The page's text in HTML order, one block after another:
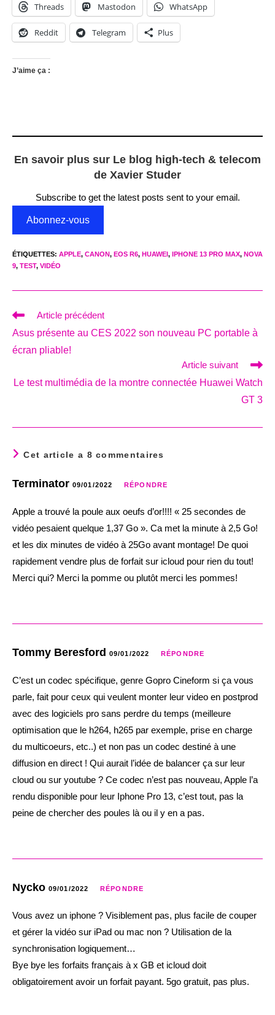
Threads Mastodon WhatsApp
Reddit Telegram Plus
J’aime ça :
En savoir plus sur Le blog high-tech & telecom
de Xavier Studer
Subscribe to get the latest posts sent to your email.
Abonnez-vous
ÉTIQUETTES: APPLE, CANON, EOS R6, HUAWEI, IPHONE 13 PRO MAX, NOVA
9, TEST, VIDÉO
Read
articles
Article précédent
Asus présente au CES 2022 son nouveau PC portable à
écran pliable!
Article suivant
Le test multimédia de la montre connectée Huawei Watch
GT 3
Cet article a 8 commentaires
Terminator 09/01/2022 RÉPONDRE
Apple a trouvé la poule aux oeufs d’or!!!! « 25 secondes de
vidéo pesaient quelque 1,37 Go ». Ca met la minute à 2,5 Go!
et les dix minutes de vidéo à 25Go avant montage! De quoi
rapidement vendre plus de forfait sur icloud pour rien du tout!
Merci qui? Merci la pomme ou plutôt merci les pommes!
Tommy Beresford 09/01/2022 RÉPONDRE
C’est un codec spécifique, genre Gopro Cineform si ça vous
parle, fait pour ceux qui veulent monter leur video en postprod
avec des logiciels pro sans perdre du temps (meilleure
optimisation que le h264, h265 par exemple, prise en charge
du multicoeurs, etc..) et non pas un codec destiné à une
diffusion en direct ! Qui aurait l’idée de balancer ça sur leur
cloud ou sur youtube ? Ce codec n’est pas nouveau, Apple l’a
rendu disponible pour leur Iphone Pro 13, c’est tout, pas la
peine de chercher des poules là ou il y en a pas.
Nycko 09/01/2022 RÉPONDRE
Vous avez un iphone ? Visiblement pas, plus facile de couper
et gérer la vidéo sur iPad ou mac non ? Utilisation de la
synchronisation logiquement…
Bye bye les forfaits français à x GB et icloud doit
obligatoirement avoir un forfait payant. 5go gratuit, pas plus.